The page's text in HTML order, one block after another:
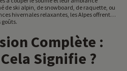
de ski alpin, de snowboard, de raquette, ou
hivernales relaxantes, les Alpes offrent
Complète :
Signifie ?